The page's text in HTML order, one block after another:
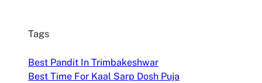
Tags
Best Pandit In Trimbakeshwar
Best Time For Kaal Sarp Dosh Puja